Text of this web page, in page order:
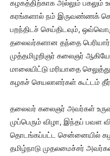
கழகத்திற்காக அல்லும் பகலும்
கரங்களால் நம் இருவண்ணக்
பறந்திடச் செய்திடவும்,
தலைவர்களான தந்தை
முத்தமிழறிஞர் கலைஞர்
மாலையிட்டு மரியாதை
கழகச் செயலாளர்கள் கூட்டம்
தலைவர் கலைஞர் அவர்கள்
முப்பெரும் விழா, இந்தப் பவள
தொடங்கப்பட்ட சென்னையில்
தமிழ்நாடு முதலமைச்சர்